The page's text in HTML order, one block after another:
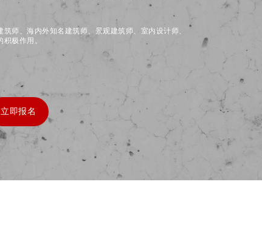
师、海内外知名建筑师、景观建筑师、室内设计师、
极作用。
立即报名